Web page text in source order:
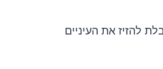
להזיז את העיניים